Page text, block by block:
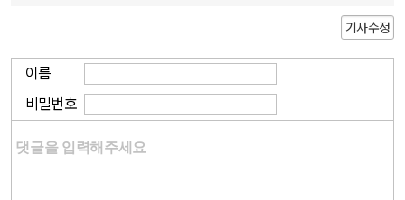
기사수정
이름
비밀번호